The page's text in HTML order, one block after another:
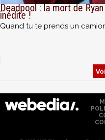
Deadpool : la mort de
inédite !
Quand tu te prends un